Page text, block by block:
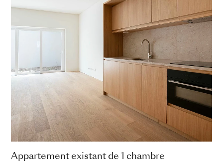
Appartement existant de 1 chambre